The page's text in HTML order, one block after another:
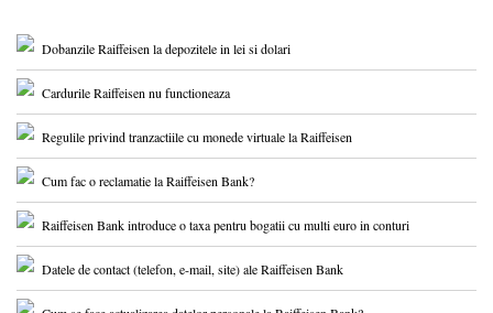
Dobanzile Raiffeisen la depozitele in lei si dolari
Cardurile Raiffeisen nu functioneaza
Regulile privind tranzactiile cu monede virtuale la Raiffeisen
Cum fac o reclamatie la Raiffeisen Bank?
Raiffeisen Bank introduce o taxa pentru bogatii cu multi euro in conturi
Datele de contact (telefon, e-mail, site) ale Raiffeisen Bank